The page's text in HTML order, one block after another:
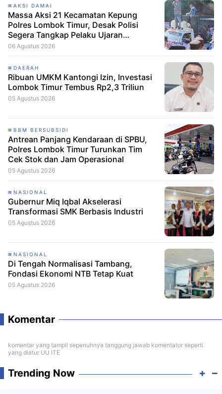
AKSI DAMAI
Massa Aksi 21 Kecamatan Kepung
Polres Lombok Timur, Desak Polisi
Segera Tangkap Pelaku Ujaran
Kebencian terhadap Bupati
06 Agustus 2026
DAERAH
Ribuan UMKM Kantongi Izin, Investasi
Lombok Timur Tembus Rp2,3 Triliun
05 Agustus 2026
BBM BERSUBSIDI
Antrean Panjang Kendaraan di SPBU,
Polres Lombok Timur Turunkan Tim
Cek Stok dan Jam Operasional
05 Agustus 2026
NASIONAL
Gubernur Miq Iqbal Akselerasi
Transformasi SMK Berbasis Industri
05 Agustus 2026
NASIONAL
Di Tengah Normalisasi Tambang,
Fondasi Ekonomi NTB Tetap Kuat
05 Agustus 2026
Komentar
komentar yang tampil sepenuhnya tanggung jawab komentator seperti
yang diatur UU ITE
Trending Now